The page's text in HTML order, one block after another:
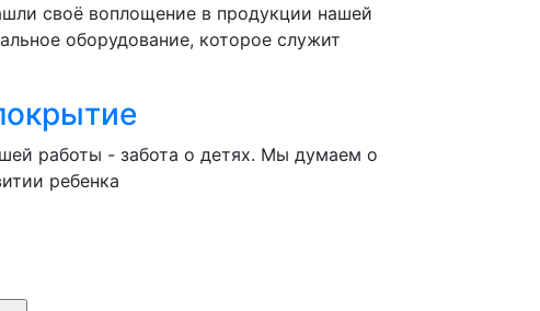
своё воплощение в продукции нашей
оборудование, которое служит
работы - забота о детях. Мы думаем о
ребенка